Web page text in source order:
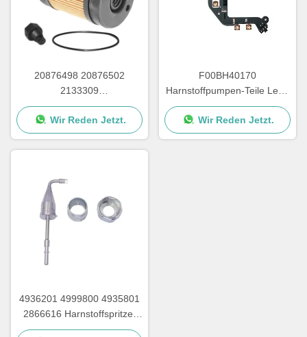
20876498 20876502
2133309
Harnstoffpumpenfilter für
Reparaturteile von Adblue-
Pumpen
Wir Reden Jetzt.
F00BH40170
Harnstoffpumpen-Teile Lead
Frame für Harnstoffpumpen-
Leiterplatte
Wir Reden Jetzt.
4936201 4999800 4935801
2866616 Harnstoffspritzer
mit Schraubenmutter für